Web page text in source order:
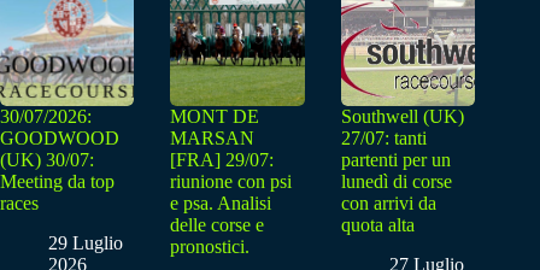
30/07/2026:
GOODWOOD
(UK) 30/07:
Meeting da top
races
29 Luglio
2026
MONT DE
MARSAN
[FRA] 29/07:
riunione con psi
e psa. Analisi
delle corse e
pronostici.
Southwell (UK)
27/07: tanti
partenti per un
lunedì di corse
con arrivi da
quota alta
27 Luglio